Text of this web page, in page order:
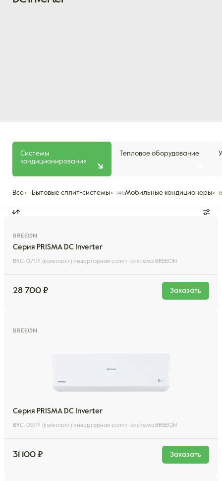
Системы
кондиционирования
Тепловое оборудование
Все Бытовые сплит-системы 146Мобильные кондиционеры
Серия PRISMA DC Inverter
BRC-07TPI (комплект) инверторная сплит-система BREEON
28 700 ₽ Заказать
Серия PRISMA DC Inverter
BRC-09TPI (комплект) инверторная сплит-система BREEON
31 100 ₽ Заказать